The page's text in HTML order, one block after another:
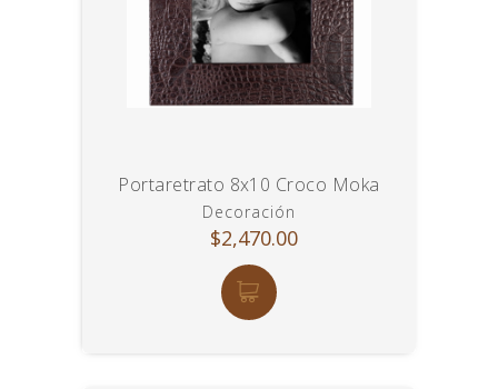
Portaretrato 8x10 Croco Moka
Decoración
$2,470.00